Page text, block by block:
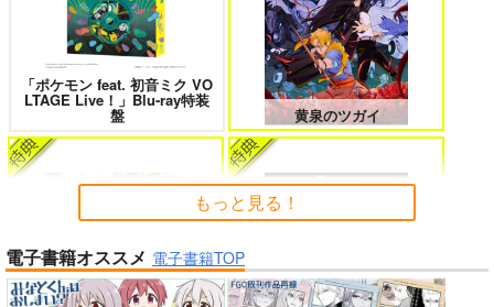
女友達は頼めば意外とヤらせてくれ
る 8
HELL’o WORK！～賽の河原で積石
を崩すだけの簡単なお仕事って聞い
たのに～
よくある令嬢転生だと思ったのに 5
「ポケモン feat. 初音ミク VO
LTAGE Live！」Blu-ray特装
盤 黄泉のツガイ
もっと見る！
電子書籍オススメ 電子書籍TOP